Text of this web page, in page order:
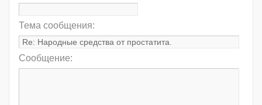
Тема сообщения:
Сообщение: